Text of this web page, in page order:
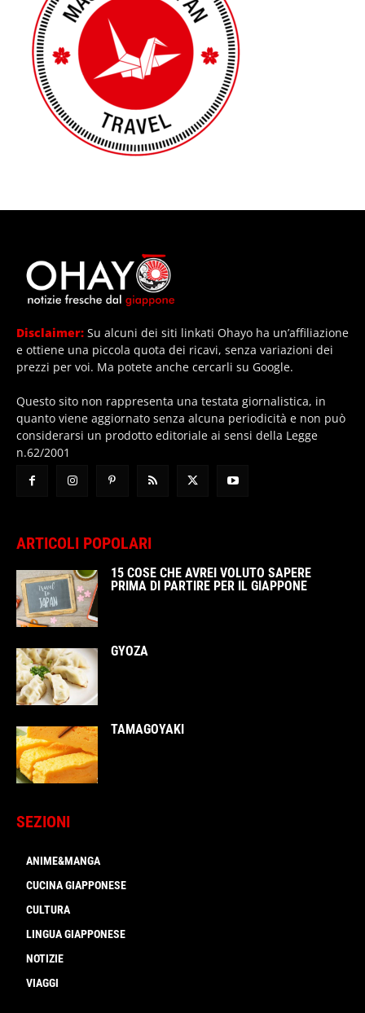
Disclaimer: Su alcuni dei siti linkati Ohayo ha un’affiliazione
e ottiene una piccola quota dei ricavi, senza variazioni dei
prezzi per voi. Ma potete anche cercarli su Google.
Questo sito non rappresenta una testata giornalistica, in
quanto viene aggiornato senza alcuna periodicità e non può
considerarsi un prodotto editoriale ai sensi della Legge
n.62/2001
ARTICOLI POPOLARI
15 COSE CHE AVREI VOLUTO SAPERE
PRIMA DI PARTIRE PER IL GIAPPONE
GYOZA
TAMAGOYAKI
SEZIONI
ANIME&MANGA
CUCINA GIAPPONESE
CULTURA
LINGUA GIAPPONESE
NOTIZIE
VIAGGI